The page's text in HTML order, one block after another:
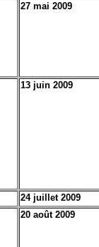
27 mai 2009
13 juin 2009
24 juillet 2009
20 août 2009